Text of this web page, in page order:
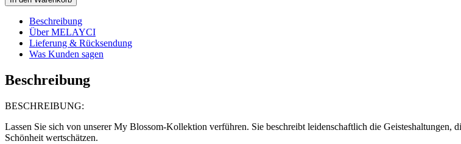
Beschreibung
Über MELAYCI
Lieferung & Rücksendung
Was Kunden sagen
Beschreibung
BESCHREIBUNG:
Lassen Sie sich von unserer My Blossom-Kollektion verführen. Sie beschreibt leidenschaftlich die
Schönheit wertschätzen.